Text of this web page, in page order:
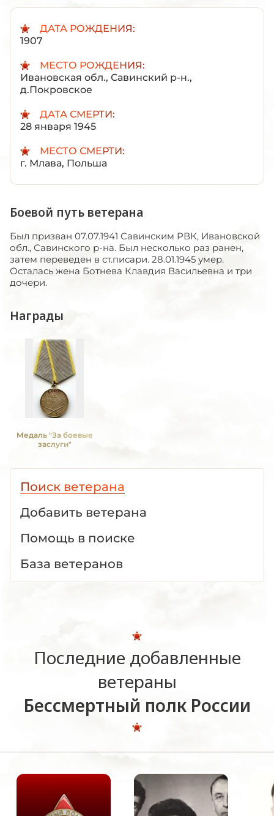
ДАТА РОЖДЕНИЯ:
1907
МЕСТО РОЖДЕНИЯ:
Ивановская обл., Савинский р-н.,
д.Покровское
ДАТА СМЕРТИ:
28 января 1945
МЕСТО СМЕРТИ:
г. Млава, Польша
Боевой путь ветерана
Был призван 07.07.1941 Савинским РВК, Ивановской
обл., Савинского р-на. Был несколько раз ранен,
затем переведен в ст.писари. 28.01.1945 умер.
Осталась жена Ботнева Клавдия Васильевна и три
дочери.
Награды
Медаль "За боевые
заслуги"
Поиск ветерана
Добавить ветерана
Помощь в поиске
База ветеранов
Последние добавленные
ветераны
Бессмертный полк России